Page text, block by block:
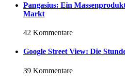
Pangasius: Ein
Markt
42 Kommentare
Google Street View: Die
39 Kommentare